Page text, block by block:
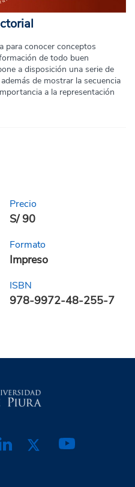
para conocer conceptos
de todo buen
a disposición una serie de
de mostrar la secuencia
a la representación
Precio
S/ 90
Formato
Impreso
ISBN
978-9972-48-255-7